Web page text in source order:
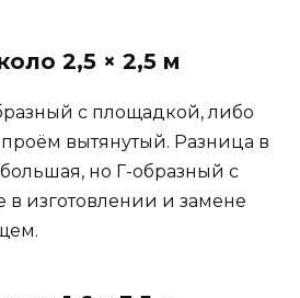
2,5 × 2,5 м
с площадкой, либо
вытянутый. Разница в
но Г-образный с
изготовлении и замене